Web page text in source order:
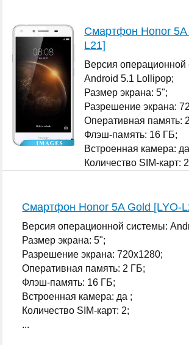
Смартфон Honor 5A
L21]
Версия операционной
Android 5.1 Lollipop;
Размер экрана: 5";
Разрешение экрана:
Оперативная память:
Флэш-память: 16 ГБ;
Встроенная камера:
Количество SIM-карт:
Смартфон Honor 5A Gold [LYO-
Версия операционной системы:
Размер экрана: 5";
Разрешение экрана: 720x1280;
Оперативная память: 2 ГБ;
Флэш-память: 16 ГБ;
Встроенная камера: да ;
Количество SIM-карт: 2;
...